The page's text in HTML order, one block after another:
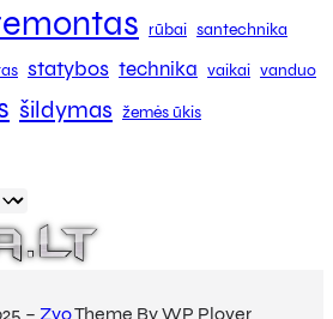
rūbai santechnika
statybos technika vaikai vanduo
šildymas žemės ūkis
– ZyoTheme By WP Plover